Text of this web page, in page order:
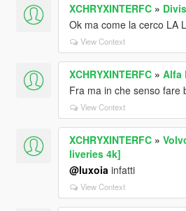
XCHRYXINTERFC»
Ok ma come la cerco LA
View Context
XCHRYXINTERFC» Alfa
Fra ma in che senso fare
View Context
XCHRYXINTERFC»
liveries 4k]
@luxoia infatti
View Context